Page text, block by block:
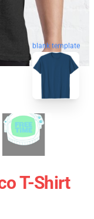
blank template
T-Shirt